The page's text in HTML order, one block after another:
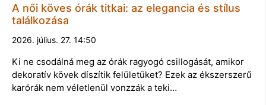
A női köves órák titkai: az elegancia és stílus
találkozása
2026. július. 27. 14:50
Ki ne csodálná meg az órák ragyogó csillogását, amikor
dekoratív kövek díszítik felületüket? Ezek az ékszerszerű
karórák nem véletlenül vonzzák a teki…